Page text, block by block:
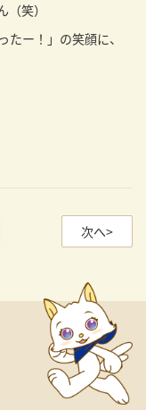
笑）
ー！」の笑顔に、
次へ>